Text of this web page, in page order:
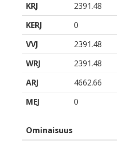
KRJ
2391.48
KERJ
0
VVJ
2391.48
WRJ
2391.48
ARJ
4662.66
MEJ
0
Ominaisuus